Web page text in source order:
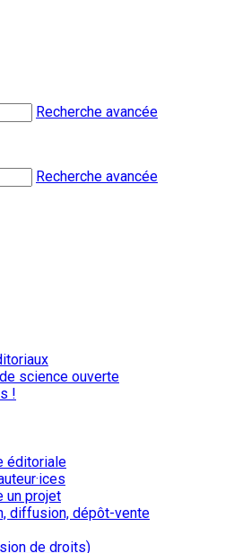
Recherche avancée
Recherche avancée
science ouverte
!
éditoriale
un projet
diffusion, dépôt-vente
de droits)